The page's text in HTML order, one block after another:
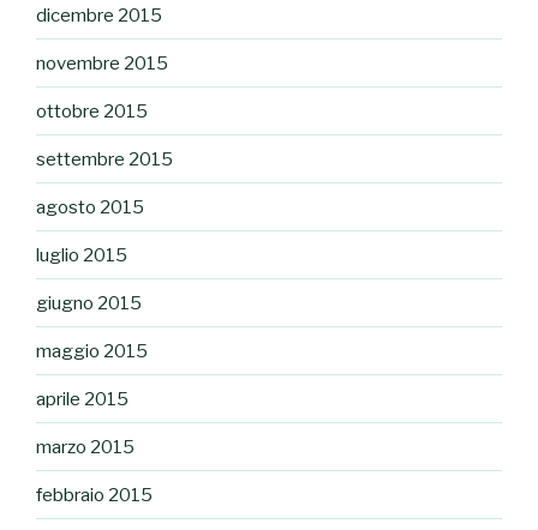
dicembre 2015
novembre 2015
ottobre 2015
settembre 2015
agosto 2015
luglio 2015
giugno 2015
maggio 2015
aprile 2015
marzo 2015
febbraio 2015